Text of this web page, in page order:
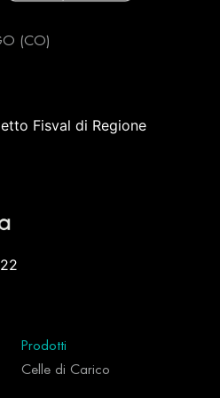
(CO)
Fisval di Regione
Prodotti
Celle di Carico